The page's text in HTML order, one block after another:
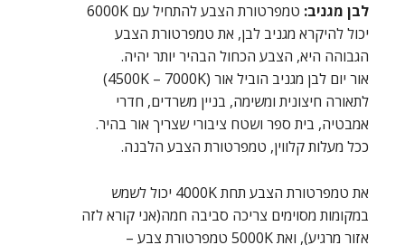
לבן מגניב:
טמפרטורת הצבע להתחיל עם 6000K
יכול להיקרא מגניב לבן, את טמפרטורת הצבע
הגבוהה היא, הצבע הכחול הבהיר יותר יהיה.
אור יום לבן מגניב הוביל אור (4500K – 7000K)
לתאורה חיצונית ומשימה, בניין משרדים, חדרי
אמבטיה, בית ספר ושטח ציבורי שצריך אור בהיר.
ככל מעלות קלווין, טמפרטורת הצבע הלבנה.
את טמפרטורת הצבע תחת 4000K יכול לשמש
במקומות מסוימים צריכה סביבה חמה(אני קורא לזה
אזור מרגיע), ואת 5000K טמפרטורת צבע –